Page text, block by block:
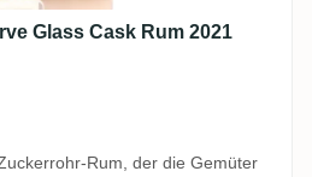
Glass Cask Rum 2021
Rum, der die Gemüter